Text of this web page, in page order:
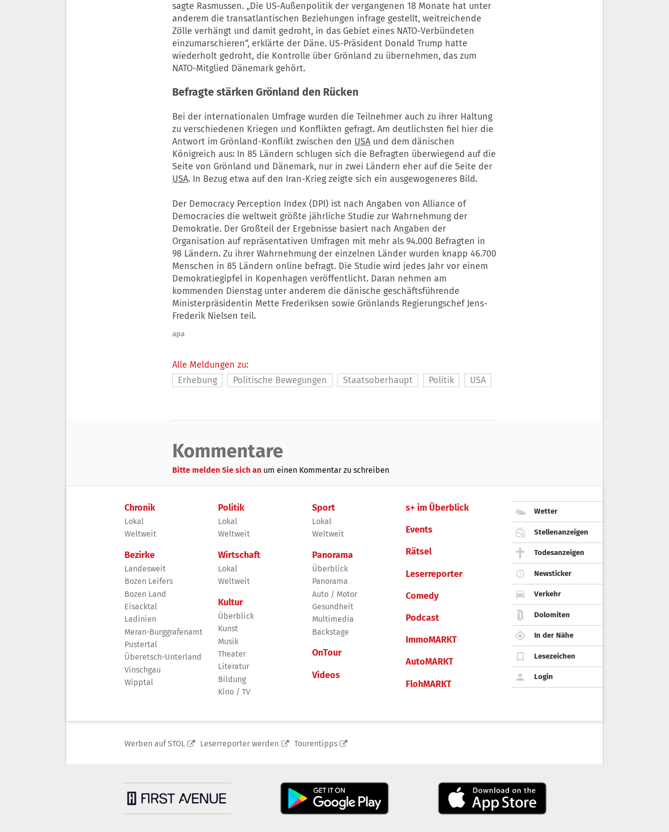
sagte Rasmussen. „Die US-Außenpolitik der vergangenen 18 Monate hat unter
anderem die transatlantischen Beziehungen infrage gestellt, weitreichende
Zölle verhängt und damit gedroht, in das Gebiet eines NATO-Verbündeten
einzumarschieren“, erklärte der Däne. US-Präsident Donald Trump hatte
wiederholt gedroht, die Kontrolle über Grönland zu übernehmen, das zum
NATO-Mitglied Dänemark gehört.
Befragte stärken Grönland den Rücken
Bei der internationalen Umfrage wurden die Teilnehmer auch zu ihrer Haltung
zu verschiedenen Kriegen und Konflikten gefragt. Am deutlichsten fiel hier die
Antwort im Grönland-Konflikt zwischen den USA und dem dänischen
Königreich aus: In 85 Ländern schlugen sich die Befragten überwiegend auf die
Seite von Grönland und Dänemark, nur in zwei Ländern eher auf die Seite der
USA. In Bezug etwa auf den Iran-Krieg zeigte sich ein ausgewogeneres Bild.
Der Democracy Perception Index (DPI) ist nach Angaben von Alliance of
Democracies die weltweit größte jährliche Studie zur Wahrnehmung der
Demokratie. Der Großteil der Ergebnisse basiert nach Angaben der
Organisation auf repräsentativen Umfragen mit mehr als 94.000 Befragten in
98 Ländern. Zu ihrer Wahrnehmung der einzelnen Länder wurden knapp 46.700
Menschen in 85 Ländern online befragt. Die Studie wird jedes Jahr vor einem
Demokratiegipfel in Kopenhagen veröffentlicht. Daran nehmen am
kommenden Dienstag unter anderem die dänische geschäftsführende
Ministerpräsidentin Mette Frederiksen sowie Grönlands Regierungschef Jens-
Frederik Nielsen teil.
apa
Alle Meldungen zu:
Erhebung
Politische Bewegungen Staatsoberhaupt Politik USA
Kommentare
Bitte melden Sie sich an um einen Kommentar zu schreiben
Chronik
Lokal
Weltweit
Bezirke
Landesweit
Bozen Leifers
Bozen Land
Eisacktal
Ladinien
Meran-Burggrafenamt
Pustertal
Überetsch-Unterland
Vinschgau
Wipptal
Politik
Lokal
Weltweit
Wirtschaft
Lokal
Weltweit
Kultur
Überblick
Kunst
Musik
Theater
Literatur
Bildung
Kino / TV
Sport
Lokal
Weltweit
Panorama
Überblick
Panorama
Auto / Motor
Gesundheit
Multimedia
Backstage
OnTour
Videos
s+ im Überblick
Events
Rätsel
Leserreporter
Comedy
Podcast
ImmoMARKT
AutoMARKT
FlohMARKT
Wetter
Stellenanzeigen
Todesanzeigen
Newsticker
Verkehr
Dolomiten
In der Nähe
Lesezeichen
Login
Werben auf STOL Leserreporter werden Tourentipps